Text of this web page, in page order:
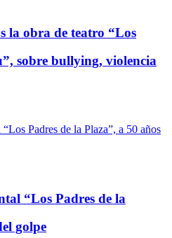
la obra de teatro “Los
sobre bullying, violencia
“Los Padres de la
golpe